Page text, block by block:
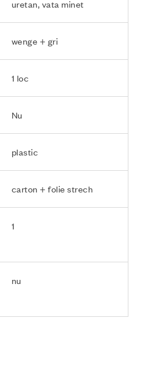
uretan, vata minet
wenge + gri
1 loc
Nu
plastic
carton + folie strech
1
nu